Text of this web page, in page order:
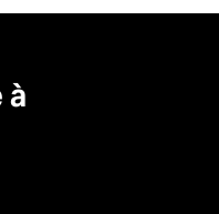
à